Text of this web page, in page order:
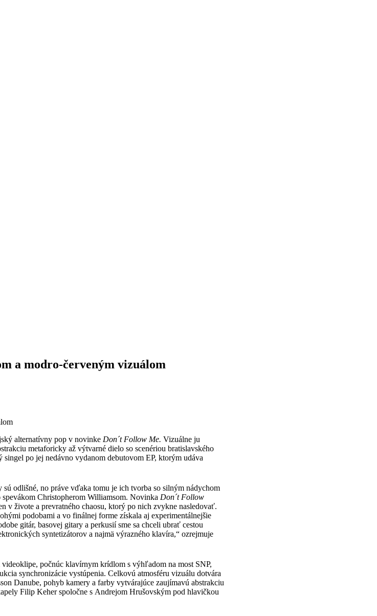
a modro-červeným vizuálom
alternatívny pop v novinke Don´t Follow Me. Vizuálne ju
metaforicky až výtvarné dielo so scenériou bratislavského
singel po jej nedávno vydanom debutovom EP, ktorým udáva
odlišné, no práve vďaka tomu je ich tvorba so silným nádychom
Christopherom Williamsom. Novinka Don´t Follow
v živote a prevratného chaosu, ktorý po nich zvykne nasledovať.
podobami a vo finálnej forme získala aj experimentálnejšie
gitár, basovej gitary a perkusií sme sa chceli ubrať cestou
syntetizátorov a najmä výrazného klavíra,“ ozrejmuje
počnúc klavírnym krídlom s výhľadom na most SNP,
synchronizácie vystúpenia. Celkovú atmosféru vizuálu dotvára
Danube, pohyb kamery a farby vytvárajúce zaujímavú abstrakciu
Filip Keher spoločne s Andrejom Hrušovským pod hlavičkou